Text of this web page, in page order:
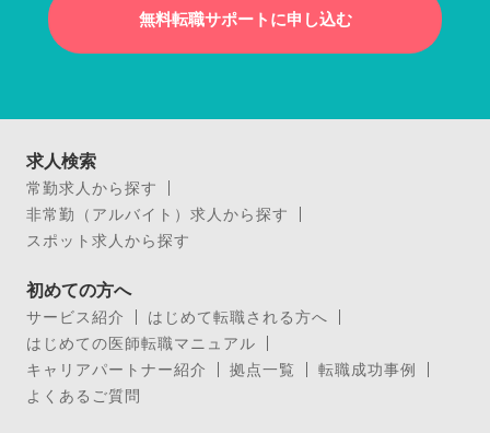
無料転職サポートに申し込む
求人検索
常勤求人から探す
非常勤（アルバイト）求人から探す
スポット求人から探す
初めての方へ
サービス紹介
はじめて転職される方へ
はじめての医師転職マニュアル
キャリアパートナー紹介
拠点一覧
転職成功事例
よくあるご質問